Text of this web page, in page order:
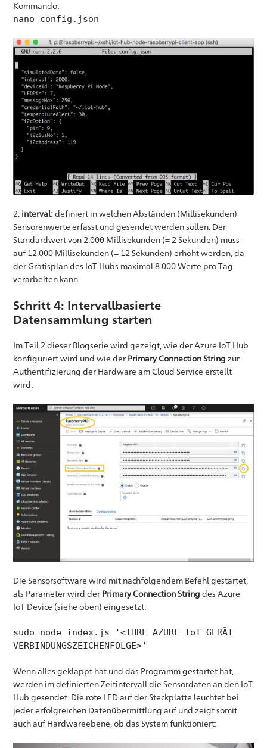
Kommando:
nano config.json
2. interval:definiert in welchen Abständen (Millisekunden)
Sensorenwerte erfasst und gesendet werden sollen. Der
Standardwert von 2.000 Millisekunden (= 2 Sekunden) muss
auf 12.000 Millisekunden (= 12 Sekunden) erhöht werden, da
der Gratisplan des IoT Hubs maximal 8.000 Werte pro Tag
verarbeiten kann.
Schritt 4: Intervallbasierte
Datensammlung starten
Im Teil 2 dieser Blogserie wird gezeigt, wie der Azure IoT Hub
konfiguriert wird und wie der Primary Connection String zur
Authentifizierung der Hardware am Cloud Service erstellt
wird:
Die Sensorsoftware wird mit nachfolgendem Befehl gestartet,
als Parameter wird der Primary Connection Stringdes Azure
IoT Device (siehe oben) eingesetzt:
sudo node index.js '<IHRE AZURE IoT GERÄT
VERBINDUNGSZEICHENFOLGE>'
Wenn alles geklappt hat und das Programm gestartet hat,
werden im definierten Zeitintervall die Sensordaten an den IoT
Hub gesendet. Die rote LED auf der Steckplatte leuchtet bei
jeder erfolgreichen Datenübermittlung auf und zeigt somit
auch auf Hardwareebene, ob das System funktioniert: